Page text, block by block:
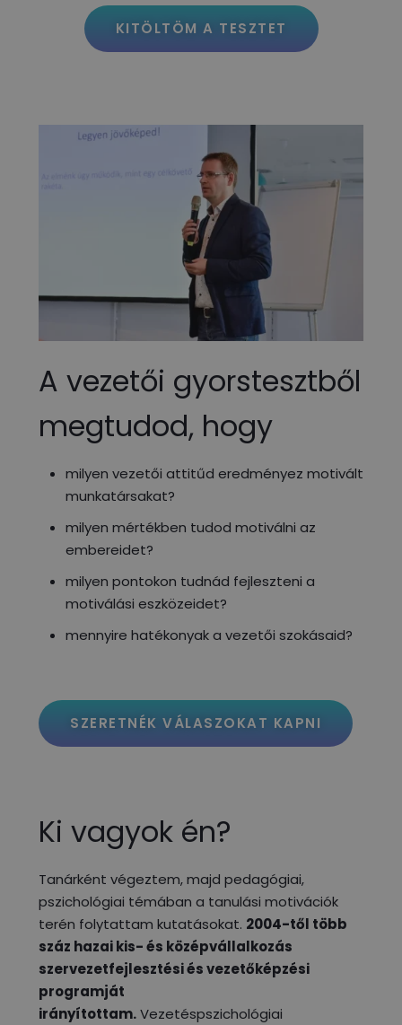
KITÖLTÖM A TESZTET
A vezetői gyorstesztből
megtudod, hogy
milyen vezetői attitűd eredményez motivált
munkatársakat?
milyen mértékben tudod motiválni az
embereidet?
milyen pontokon tudnád fejleszteni a
motiválási eszközeidet?
mennyire hatékonyak a vezetői szokásaid?
SZERETNÉK VÁLASZOKAT KAPNI
Ki vagyok én?
Tanárként végeztem, majd pedagógiai,
pszichológiai témában a tanulási motivációk
terén folytattam kutatásokat. 2004-től több
száz hazai kis- és középvállalkozás
szervezetfejlesztési és vezetőképzési
programját
irányítottam.Vezetéspszichológiai